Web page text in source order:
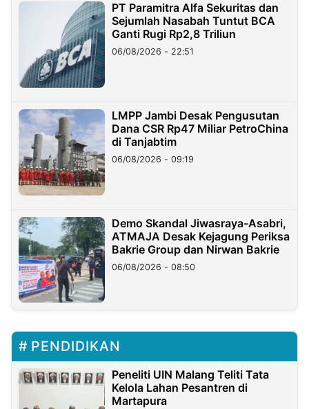
PT Paramitra Alfa Sekuritas dan
Sejumlah Nasabah Tuntut BCA
Ganti Rugi Rp2,8 Triliun
06/08/2026 - 22:51
LMPP Jambi Desak Pengusutan
Dana CSR Rp47 Miliar PetroChina
di Tanjabtim
06/08/2026 - 09:19
Demo Skandal Jiwasraya-Asabri,
ATMAJA Desak Kejagung Periksa
Bakrie Group dan Nirwan Bakrie
06/08/2026 - 08:50
PENDIDIKAN
Peneliti UIN Malang Teliti Tata
Kelola Lahan Pesantren di
Martapura